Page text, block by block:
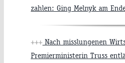
zahlen: Ging Melnyk am
+++ Nach misslungenen
Premierministerin Truss